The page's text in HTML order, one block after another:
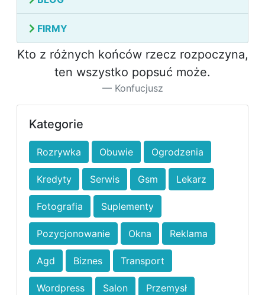
FIRMY
Kto z różnych końców rzecz rozpoczyna,
ten wszystko popsuć może.
Konfucjusz
Kategorie
Rozrywka Obuwie Ogrodzenia
Kredyty Serwis Gsm Lekarz
Fotografia Suplementy
Pozycjonowanie Okna Reklama
Agd Biznes Transport
Wordpress Salon Przemysł